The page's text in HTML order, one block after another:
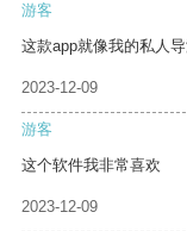
游客
这款app就像我的私人
2023-12-09
游客
这个软件我非常喜欢
2023-12-09